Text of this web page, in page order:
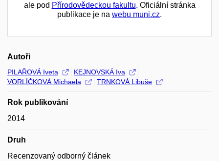
ale pod Přírodovědeckou fakultu. Oficiální stránka
publikace je na webu muni.cz.
Autoři
PILAŘOVÁ Iveta
KEJNOVSKÁ Iva
VORLÍČKOVÁ Michaela
TRNKOVÁ Libuše
Rok publikování
2014
Druh
Recenzovaný odborný článek